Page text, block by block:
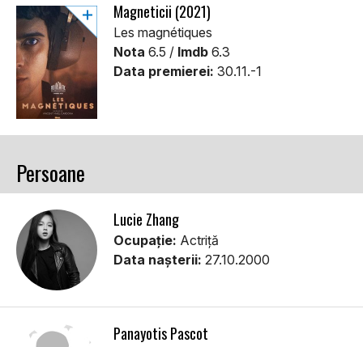
Magneticii (2021)
Les magnétiques
Nota 6.5 / Imdb 6.3
Data premierei: 30.11.-1
Persoane
Lucie Zhang
Ocupație: Actriță
Data nașterii: 27.10.2000
Panayotis Pascot